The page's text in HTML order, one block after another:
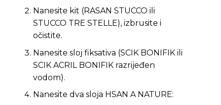
Nanesite kit (RASAN STUCCO ili
STUCCO TRE STELLE), izbrusite i
očistite.
Nanesite sloj fiksativa (SCIK BONIFIK ili
SCIK ACRIL BONIFIK razrijeđen
vodom).
Nanesite dva sloja HSAN A NATURE: